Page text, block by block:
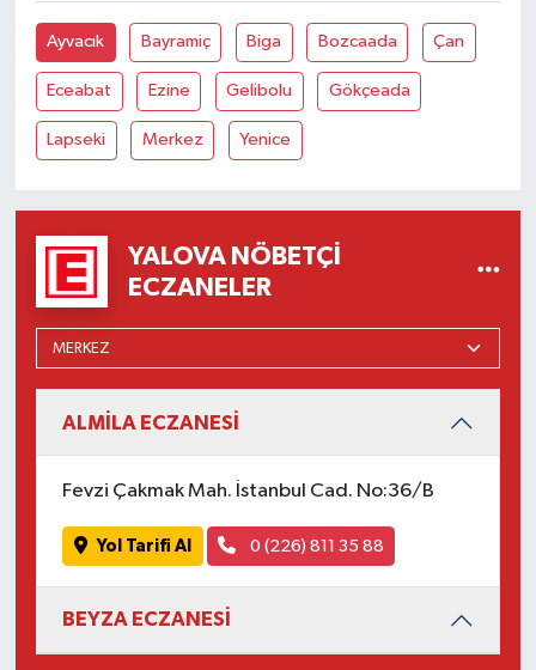
Ayvacık Bayramiç Biga Bozcaada Çan
Eceabat Ezine Gelibolu Gökçeada
Lapseki Merkez Yenice
YALOVA NÖBETÇI
ECZANELER
ALMİLA ECZANESİ
Fevzi Çakmak Mah. İstanbul Cad. No:36/B
Yol Tarifi Al 0 (226) 811 35 88
BEYZA ECZANESİ